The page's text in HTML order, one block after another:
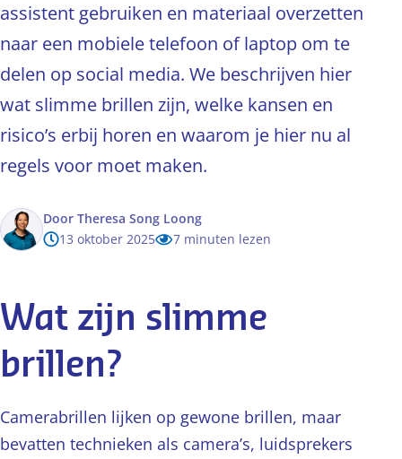
assistent gebruiken en materiaal overzetten
naar een mobiele telefoon of laptop om te
delen op social media. We beschrijven hier
wat slimme brillen zijn, welke kansen en
risico’s erbij horen en waarom je hier nu al
regels voor moet maken.
Door Theresa Song Loong
13 oktober 2025
7 minuten lezen
Wat zijn slimme
brillen?
Camerabrillen lijken op gewone brillen, maar
bevatten technieken als camera’s, luidsprekers